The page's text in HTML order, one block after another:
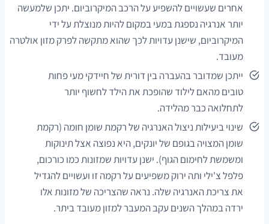
אחרים שעשויים להשפיע על הרכב המיקרוביום. יתכן שלמעשה
יותר אנרגיה נספגת במעי במקום להיות מנוצלת על ידי
המיקרוביום, שישנן עדויות לכך שהוא מתקשה לפרק מזון אולטרה
מעובד.
ייתכן שמדובר בהעברה בין דורית של חיידקי מעי פחות
טובים מהאם לילוד שהופכת את הילד לחשוף יותר
לתחלואה כבר מהלידה.
שינוי ביעילות ניצול האנרגיה של רקמת שומן חומה (רקמת
שומן המצויה בגופם של יונקים, היא נפוצה אצל תינוקות
ומשמשת לחימום הגוף). ישנן עדויות שמזונות כמו כורכום,
פלפל צ'ילי ותה ירוק משפיעים על רקמה זו ועשויים להגדיל
את צריכת האנרגיה שלה. נראה שהצריכה של מזונות אלו
ירדה במהלך השנים עקב המעבר למזון מעובד ביתר.